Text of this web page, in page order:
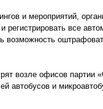
и мероприятий,
регистрировать все
возможность
возле офисов партии
автобусов и